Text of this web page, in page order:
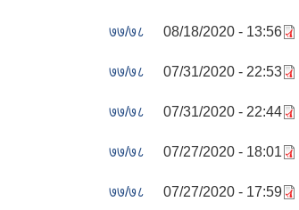
७७/७८ 08/18/2020 - 13:56
७७/७८ 07/31/2020 - 22:53
७७/७८ 07/31/2020 - 22:44
७७/७८ 07/27/2020 - 18:01
७७/७८ 07/27/2020 - 17:59